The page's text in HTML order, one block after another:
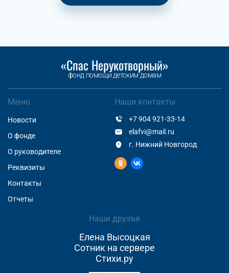
«Спас Нерукотворный»
фонд помощи детским домам
Меню
Новости
О фонде
О руководителе
Реквизиты
Контакты
Отчеты
Наши друзъя
Елена Высоцкая
Сотник на сервере
Стихи.ру
Наши контакты
+7 904 921-33-14
elafvi@mail.ru
г. Нижний Новгород